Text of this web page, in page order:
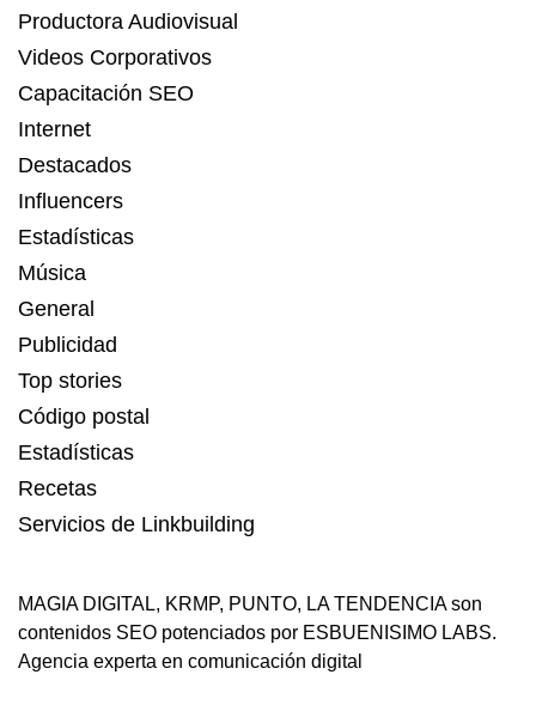
Productora Audiovisual
Videos Corporativos
Capacitación SEO
Internet
Destacados
Influencers
Estadísticas
Música
General
Publicidad
Top stories
Código postal
Estadísticas
Recetas
Servicios de Linkbuilding
MAGIA DIGITAL, KRMP, PUNTO, LA TENDENCIAson
contenidos SEO potenciados por ESBUENISIMO LABS.
Agencia experta en comunicación digital